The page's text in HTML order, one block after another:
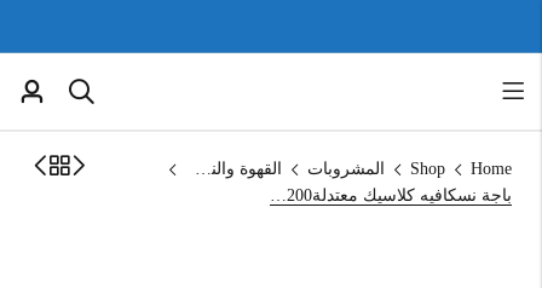
Home
Shop المشروبات
القهوة والنسكافية
باجة نسكافيه كلاسيك معتدلة200غم